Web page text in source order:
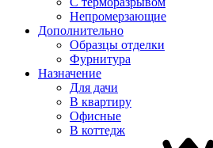
Непромерзающие
Дополнительно
Образцы отделки
Фурнитура
Назначение
Для дачи
В квартиру
Офисные
В коттедж